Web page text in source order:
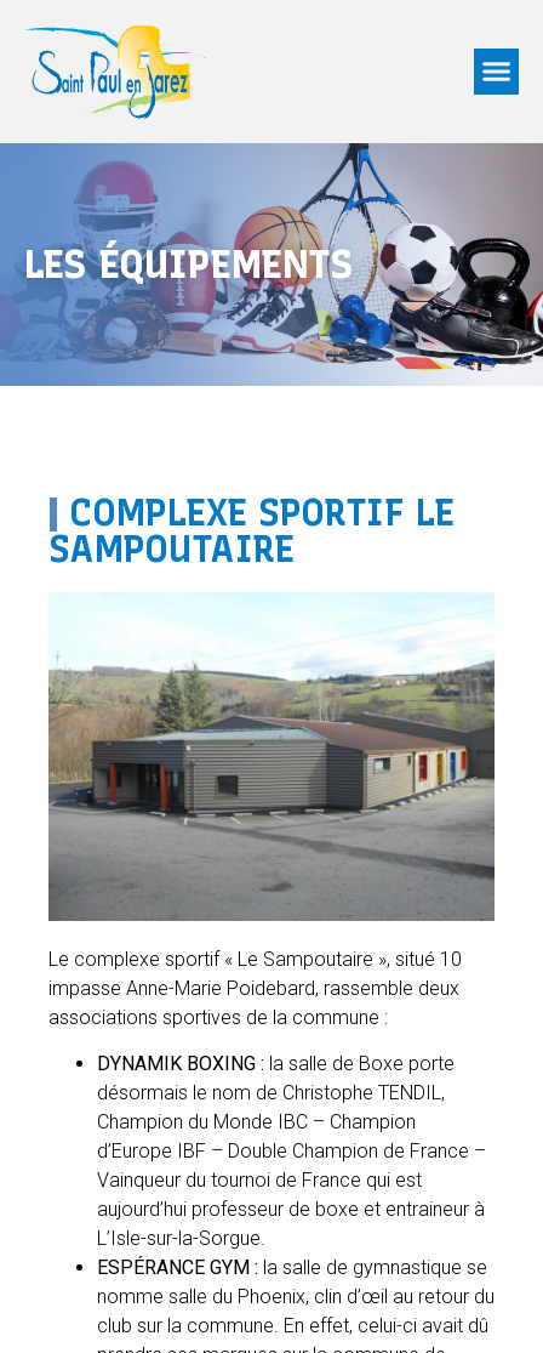
LES ÉQUIPEMENTS
| COMPLEXE SPORTIF LE
SAMPOUTAIRE
Le complexe sportif « Le Sampoutaire », situé 10
impasse Anne-Marie Poidebard, rassemble deux
associations sportives de la commune :
DYNAMIK BOXING : la salle de Boxe porte
désormais le nom de Christophe TENDIL,
Champion du Monde IBC – Champion
d’Europe IBF – Double Champion de France –
Vainqueur du tournoi de France qui est
aujourd’hui professeur de boxe et entraineur à
L’Isle-sur-la-Sorgue.
ESPÉRANCE GYM : la salle de gymnastique se
nomme salle du Phoenix, clin d’œil au retour du
club sur la commune. En effet, celui-ci avait dû